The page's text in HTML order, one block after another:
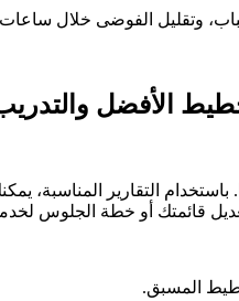
وتقليل الفوضى خلال
الأفضل
باستخدام التقارير
قائمتك أو خطة الجلوس
المسبق.